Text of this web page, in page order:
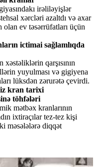
irəliləyişlər
xərcləri azaltdı və axar
ev təsərrüfatları üçün
ictimai sağlamlıqda
qarşısının
yuyulması və gigiyena
lüksdən zərurətə çevirdi.
kran tarixi
töhfələri
mətbəx kranlarının
ixtiraçılar tez-tez kişi
məsələlərə diqqət